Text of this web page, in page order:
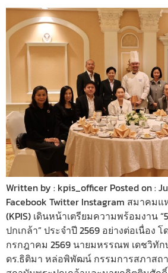
Written by : kpis_officer Posted on :
Facebook Twitter Instagram สมาคม
(KPIS) เดินหน้าเตรียมความพร้อมงาน
ปกเกล้า” ประจำปี 2569 อย่างต่อเนื่อง
กรกฎาคม 2569 นายมหรรณพ เดชวิทั
ดร.ธิติมา หล่อพิพัฒน์ กรรมการสภาส